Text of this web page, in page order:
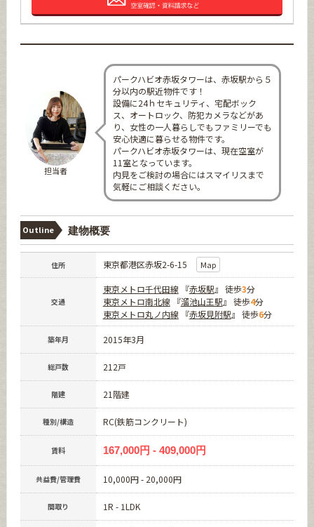
担当者
パークハビオ赤坂タワーは、赤坂駅から５
分以内の駅近物件です！
設備に24ｈセキュリティ、宅配ボック
ス、オートロック、防犯カメラなどがあ
り、女性の一人暮らしでもファミリーでも
安心快適に暮らせる物件です。
パークハビオ赤坂タワーは、現在空室が
11室となっています。
内見をご検討の場合にはスマイリスまで
気軽にご相談ください。
Outline 建物概要
住所 東京都港区赤坂2-6-15 Map
交通
東京メトロ千代田線『赤坂駅』 徒歩3分
東京メトロ南北線『溜池山王駅』 徒歩4分
東京メトロ丸ノ内線『赤坂見附駅』 徒歩6分
築年月 2015年3月
総戸数 212戸
階建 21階建
種別/構造 RC(鉄筋コンクリート)
賃料 167,000円 - 409,000円
共益費/管理費 10,000円 - 20,000円
間取り 1R - 1LDK